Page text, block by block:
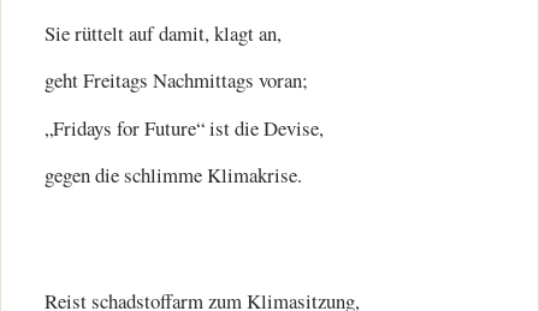
Sie rüttelt auf damit, klagt an,
geht Freitags Nachmittags voran;
„Fridays for Future“ ist die Devise,
gegen die schlimme Klimakrise.
Reist schadstoffarm zum Klimasitzung,